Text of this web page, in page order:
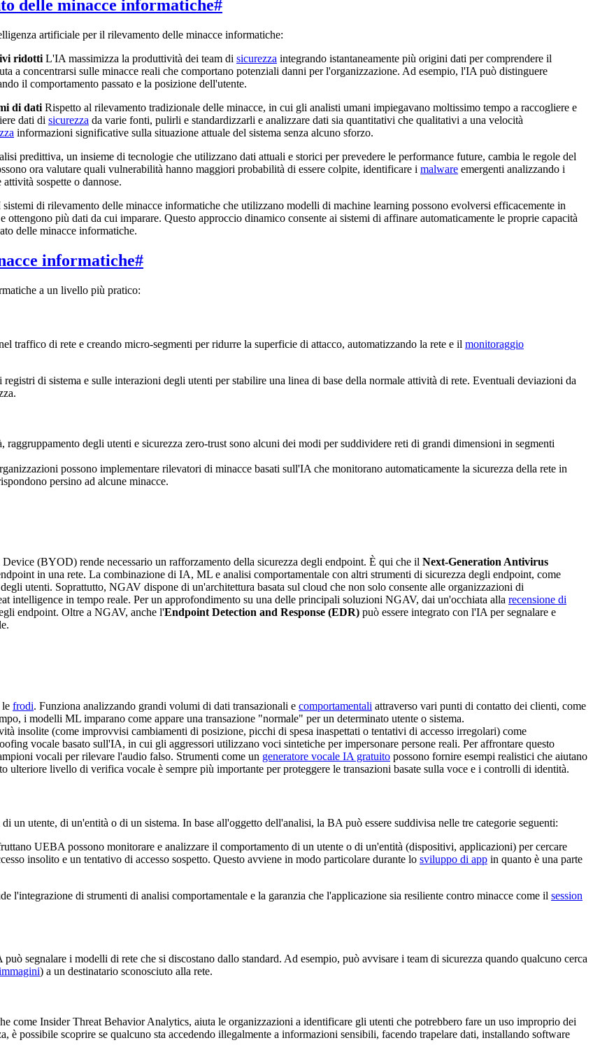
delle minacce informatiche#
artificiale per il rilevamento delle minacce informatiche:
ridotti L'IA massimizza la produttività dei team di sicurezza integrando istantaneamente più origini dati per comprendere il
a concentrarsi sulle minacce reali che comportano potenziali danni per l'organizzazione. Ad esempio, l'IA può distinguere
il comportamento passato e la posizione dell'utente.
di dati Rispetto al rilevamento tradizionale delle minacce, in cui gli analisti umani impiegavano moltissimo tempo a raccogliere e
dati di sicurezza da varie fonti, pulirli e standardizzarli e analizzare dati sia quantitativi che qualitativi a una velocità
informazioni significative sulla situazione attuale del sistema senza alcuno sforzo.
predittiva, un insieme di tecnologie che utilizzano dati attuali e storici per prevedere le performance future, cambia le regole del
ora valutare quali vulnerabilità hanno maggiori probabilità di essere colpite, identificare i malware emergenti analizzando i
sospette o dannose.
sistemi di rilevamento delle minacce informatiche che utilizzano modelli di machine learning possono evolversi efficacemente in
più dati da cui imparare. Questo approccio dinamico consente ai sistemi di affinare automaticamente le proprie capacità
delle minacce informatiche.
informatiche#
a un livello più pratico:
traffico di rete e creando micro-segmenti per ridurre la superficie di attacco, automatizzando la rete e il monitoraggio
di sistema e sulle interazioni degli utenti per stabilire una linea di base della normale attività di rete. Eventuali deviazioni da
raggruppamento degli utenti e sicurezza zero-trust sono alcuni dei modi per suddividere reti di grandi dimensioni in segmenti
possono implementare rilevatori di minacce basati sull'IA che monitorano automaticamente la sicurezza della rete in
persino ad alcune minacce.
(BYOD) rende necessario un rafforzamento della sicurezza degli endpoint. È qui che il Next-Generation Antivirus
in una rete. La combinazione di IA, ML e analisi comportamentale con altri strumenti di sicurezza degli endpoint, come
utenti. Soprattutto, NGAV dispone di un'architettura basata sul cloud che non solo consente alle organizzazioni di
intelligence in tempo reale. Per un approfondimento su una delle principali soluzioni NGAV, dai un'occhiata alla recensione di
endpoint. Oltre a NGAV, anche l'Endpoint Detection and Response (EDR) può essere integrato con l'IA per segnalare e
le frodi. Funziona analizzando grandi volumi di dati transazionali e comportamentali attraverso vari punti di contatto dei clienti, come
i modelli ML imparano come appare una transazione "normale" per un determinato utente o sistema.
insolite (come improvvisi cambiamenti di posizione, picchi di spesa inaspettati o tentativi di accesso irregolari) come
vocale basato sull'IA, in cui gli aggressori utilizzano voci sintetiche per impersonare persone reali. Per affrontare questo
vocali per rilevare l'audio falso. Strumenti come un generatore vocale IA gratuito possono fornire esempi realistici che aiutano
ulteriore livello di verifica vocale è sempre più importante per proteggere le transazioni basate sulla voce e i controlli di identità.
utente, di un'entità o di un sistema. In base all'oggetto dell'analisi, la BA può essere suddivisa nelle tre categorie seguenti:
UEBA possono monitorare e analizzare il comportamento di un utente o di un'entità (dispositivi, applicazioni) per cercare
insolito e un tentativo di accesso sospetto. Questo avviene in modo particolare durante lo sviluppo di app in quanto è una parte
l'integrazione di strumenti di analisi comportamentale e la garanzia che l'applicazione sia resiliente contro minacce come il session
segnalare i modelli di rete che si discostano dallo standard. Ad esempio, può avvisare i team di sicurezza quando qualcuno cerca
) a un destinatario sconosciuto alla rete.
come Insider Threat Behavior Analytics, aiuta le organizzazioni a identificare gli utenti che potrebbero fare un uso improprio dei
possibile scoprire se qualcuno sta accedendo illegalmente a informazioni sensibili, facendo trapelare dati, installando software